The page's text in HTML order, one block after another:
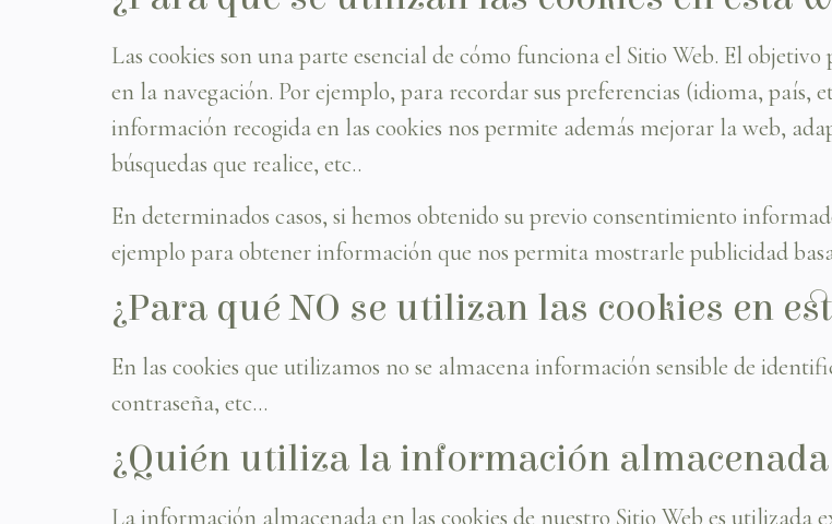
Las cookies son una parte esencial de cómo funciona el Sitio Web. El
en la navegación. Por ejemplo, para recordar sus preferencias (idioma, país,
información recogida en las cookies nos permite además mejorar la web,
búsquedas que realice, etc..
En determinados casos, si hemos obtenido su previo consentimiento
ejemplo para obtener información que nos permita mostrarle publicidad
¿Para qué NO se utilizan las cookies en
En las cookies que utilizamos no se almacena información sensible de
contraseña, etc...
¿Quién utiliza la información almacenada
La información almacenada en las cookies de nuestro Sitio Web es utilizada